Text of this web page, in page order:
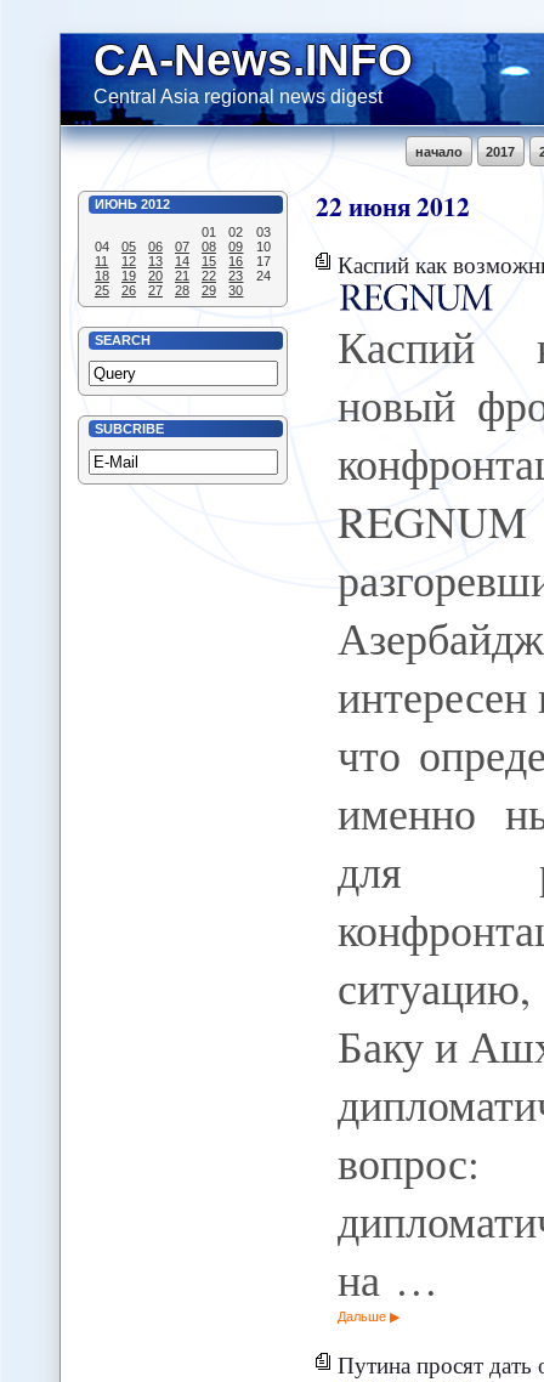
CA-News.INFO
Central Asia regional news digest
2017
начало
ИЮНЬ 2012
01
02
03
04
05 06 07 08 09
10
11
12 13 14 15 16
17
18
19 20 21 22 23
24
25
26 27 28 29 30
SEARCH
SUBCRIBE
22июня2012
Каспий как возможный новый фронт
Каспий
новый
что
именно
для
ситуацию,
Баку и
на …
Дальше
Путина просят дать оценку